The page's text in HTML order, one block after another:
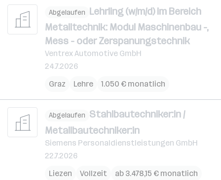
Abgelaufen Lehrling (w/m/d) im Bereich
Metalltechnik: Modul Maschinenbau -,
Mess - oder Zerspanungstechnik
Ventrex Automotive GmbH
24.7.2026
Graz
Lehre 1.050 € monatlich
Abgelaufen Stahlbautechniker:in /
Metallbautechniker:in
Siemens Personaldienstleistungen GmbH
22.7.2026
Liezen
Vollzeit ab 3.478,15 € monatlich